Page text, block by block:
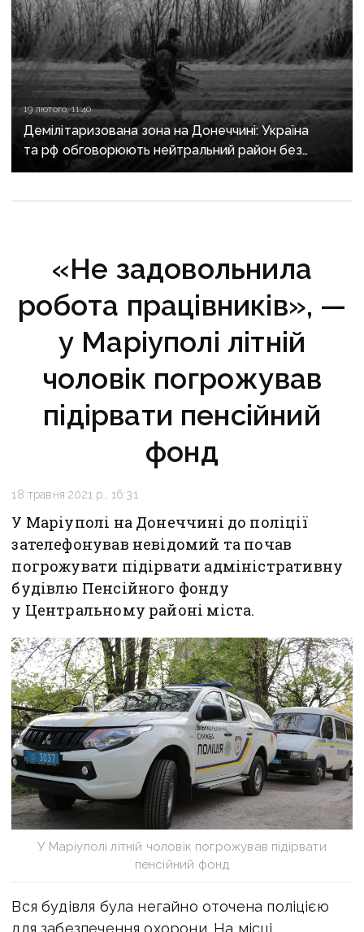
19 лютого, 11:40
Демілітаризована зона на Донеччині: Україна
та рф обговорюють нейтральний район без
контролю армій, — NYT
«Не задовольнила
робота працівників», —
у Маріуполі літній
чоловік погрожував
підірвати пенсійний
фонд
18 травня 2021 р., 16:31
У Маріуполі на Донеччині до поліції
зателефонував невідомий та почав
погрожувати підірвати адміністративну
будівлю Пенсійного фонду
у Центральному районі міста.
У Маріуполі літній чоловік погрожував підірвати
пенсійний фонд
Вся будівля була негайно оточена поліцією
для забезпечення охорони. На місці